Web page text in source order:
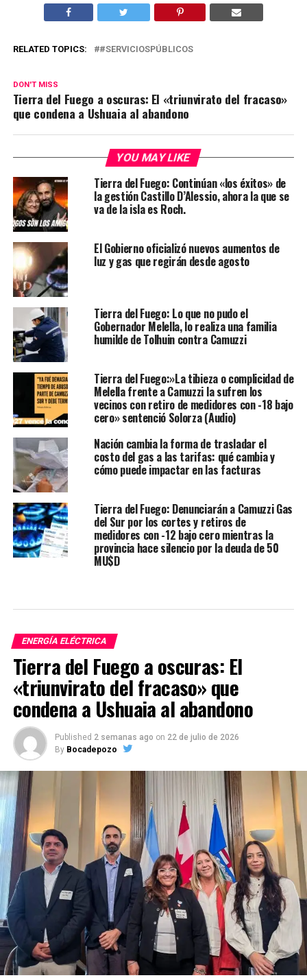
RELATED TOPICS: #SERVICIOSPÚBLICOS
DON'T MISS
Tierra del Fuego a oscuras: El «triunvirato del fracaso»
que condena a Ushuaia al abandono
YOU MAY LIKE
Tierra del Fuego: Continúan «los éxitos» de
la gestión Castillo D’Alessio, ahora la que se
va de la isla es Roch.
El Gobierno oficializó nuevos aumentos de
luz y gas que regirán desde agosto
Tierra del Fuego: Lo que no pudo el
Gobernador Melella, lo realiza una familia
humilde de Tolhuin contra Camuzzi
Tierra del Fuego:»La tibieza o complicidad de
Melella frente a Camuzzi la sufren los
vecinos con retiro de medidores con -18 bajo
cero» sentenció Solorza (Audio)
Nación cambia la forma de trasladar el
costo del gas a las tarifas: qué cambia y
cómo puede impactar en las facturas
Tierra del Fuego: Denunciarán a Camuzzi Gas
del Sur por los cortes y retiros de
medidores con -12 bajo cero mientras la
provincia hace silencio por la deuda de 50
MU$D
ENERGÍA ELÉCTRICA
Tierra del Fuego a oscuras: El
«triunvirato del fracaso» que
condena a Ushuaia al abandono
Published 2 semanas ago on 22 de julio de 2026
By Bocadepozo